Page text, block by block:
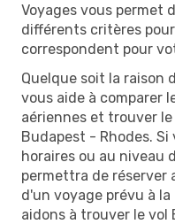
Voyages vous permet
différents critères
correspondent pour
Quelque soit la raison
vous aide à comparer
aériennes et trouver
Budapest - Rhodes.
horaires ou au niveau
permettra de réserver
d'un voyage prévu à
aidons à trouver le vol